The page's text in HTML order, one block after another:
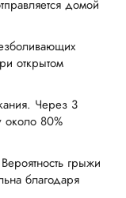
домой
открытом
Через 3
около 80%
грыжи
благодаря